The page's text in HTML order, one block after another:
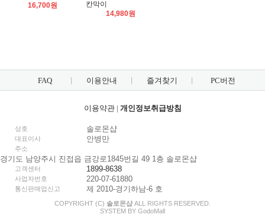
16,700원
칸막이
14,980원
FAQ 이용안내 즐겨찾기 PC버전
이용약관| 개인정보취급방침
상호 솔로몬샵
대표이사 안병만
주소
경기도 남양주시 진접읍 금강로1845번길 49 1층 솔로몬샵
고객센터 1899-8638
사업자번호 220-07-61880
통신판매업신고 제 2010-경기하남-6 호
COPYRIGHT (C) 솔로몬샵 ALL RIGHTS RESERVED.
SYSTEM BY GodoMall